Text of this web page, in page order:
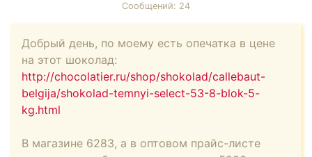
Сообщений: 24
Добрый день, по моему есть опечатка в цене
на этот шоколад:
http://chocolatier.ru/shop/shokolad/callebaut-
belgija/shokolad-temnyi-select-53-8-blok-5-
kg.html
В магазине 6283, а в оптовом прайс-листе